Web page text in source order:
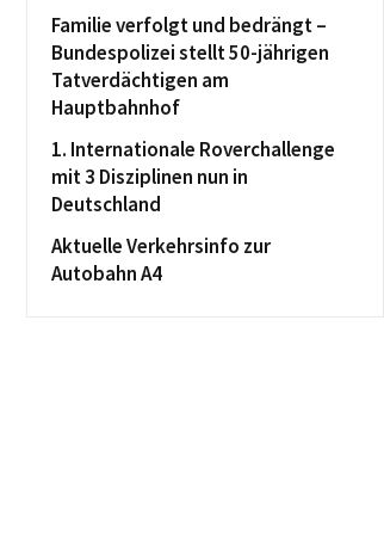
Familie verfolgt und bedrängt –
Bundespolizei stellt 50-jährigen
Tatverdächtigen am
Hauptbahnhof
1. Internationale Roverchallenge
mit 3 Disziplinen nun in
Deutschland
Aktuelle Verkehrsinfo zur
Autobahn A4